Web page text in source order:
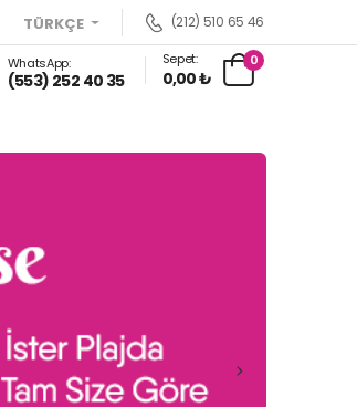
TÜRKÇE (212) 510 65 46
WhatsApp:
(553) 252 40 35
Sepet:
0,00 ₺
0